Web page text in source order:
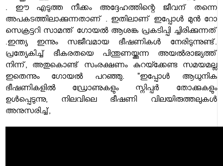
. ഈ എടുത്ത നീക്കം അദ്ദേഹത്തിന്റെ ജീവന് തന്നെ
അപകടത്തിലാക്കുന്നതാണ് . ഇതിലാണ് ഇപ്പോൾ മുൻ റോ
സെക്രട്ടറി സാമന്ത് ഗോയൽ ആശങ്ക പ്രകടിപ്പി ച്ചിരിക്കുന്നത്
.ഇന്ത്യ ഇന്നും സജീവമായ ഭീഷണികൾ നേരിടുന്നുണ്ട്.
പ്രത്യേകിച്ച് ഭീകരതയെ പിന്തുണയ്ക്കുന്ന അയൽരാജ്യത്ത്
നിന്ന്, അതുകൊണ്ട് സംരക്ഷണം കുറയ്ക്കേണ്ട സമയമല്ല
ഇതെന്നും ഗോയൽ പറഞ്ഞു. "ഇപ്പോൾ ആധുനിക
ഭീഷണികളിൽ ഡ്രോണുകളും സ്നിപ്പർ തോക്കുകളും
ഉൾപ്പെടുന്നു, നിലവിലെ ഭീഷണി വിലയിരുത്തലുകൾ
അനുസരിച്ച്,